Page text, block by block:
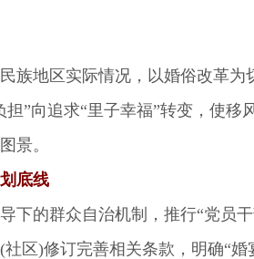
地区实际情况，以婚俗改革为
”向追求“里子幸福”转变，使
景。
底线
的群众自治机制，推行“党员
区)修订完善相关条款，明确“